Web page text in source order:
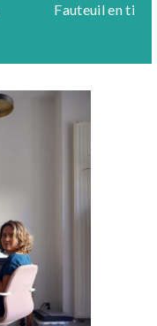
Fauteuil en